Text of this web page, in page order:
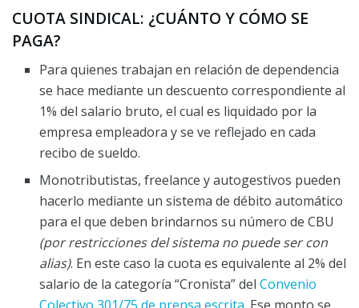
CUOTA SINDICAL: ¿CUÁNTO Y CÓMO SE
PAGA?
Para quienes trabajan en relación de dependencia
se hace mediante un descuento correspondiente al
1% del salario bruto, el cual es liquidado por la
empresa empleadora y se ve reflejado en cada
recibo de sueldo.
Monotributistas, freelance y autogestivos pueden
hacerlo mediante un sistema de débito automático
para el que deben brindarnos su número de CBU
(por restricciones del sistema no puede ser con
alias). En este caso la cuota es equivalente al 2% del
salario de la categoría “Cronista” delConvenio